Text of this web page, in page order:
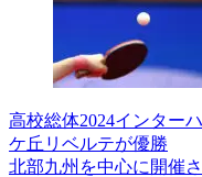
高校総体2024インター
ケ丘リベルテが優勝
北部九州を中心に開催